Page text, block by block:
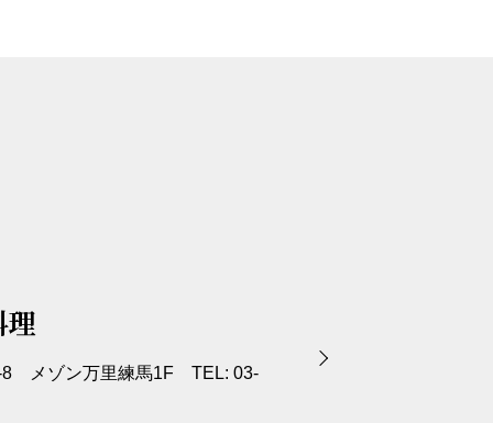
理
8 メゾン万里練馬1F TEL: 03-